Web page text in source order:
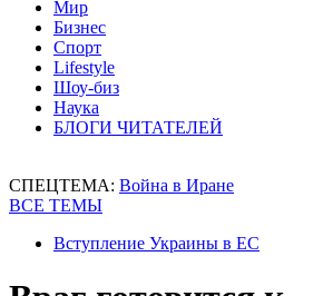
Мир
Бизнес
Спорт
Lifestyle
Шоу-биз
Наука
БЛОГИ ЧИТАТЕЛЕЙ
СПЕЦТЕМА: Война в Иране
ВСЕ ТЕМЫ
Вступление Украины в ЕС